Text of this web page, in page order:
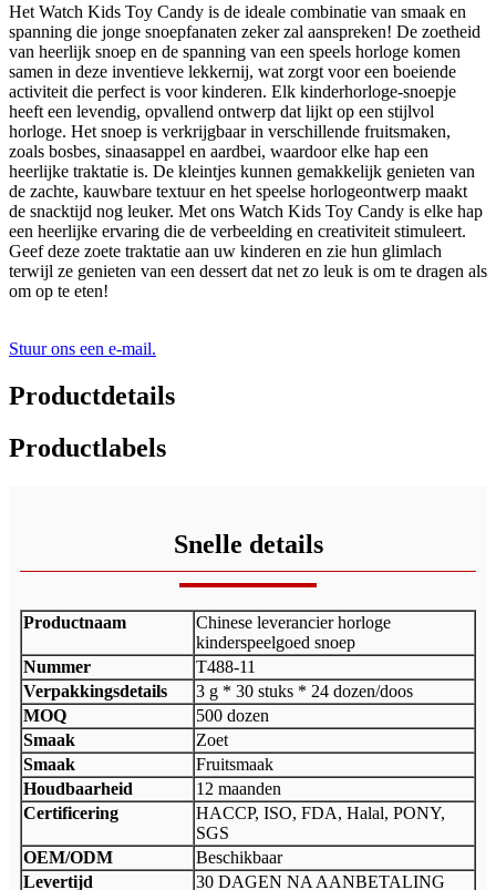
Het Watch Kids Toy Candy is de ideale combinatie van smaak en
spanning die jonge snoepfanaten zeker zal aanspreken! De zoetheid
van heerlijk snoep en de spanning van een speels horloge komen
samen in deze inventieve lekkernij, wat zorgt voor een boeiende
activiteit die perfect is voor kinderen. Elk kinderhorloge-snoepje
heeft een levendig, opvallend ontwerp dat lijkt op een stijlvol
horloge. Het snoep is verkrijgbaar in verschillende fruitsmaken,
zoals bosbes, sinaasappel en aardbei, waardoor elke hap een
heerlijke traktatie is. De kleintjes kunnen gemakkelijk genieten van
de zachte, kauwbare textuur en het speelse horlogeontwerp maakt
de snacktijd nog leuker. Met ons Watch Kids Toy Candy is elke hap
een heerlijke ervaring die de verbeelding en creativiteit stimuleert.
Geef deze zoete traktatie aan uw kinderen en zie hun glimlach
terwijl ze genieten van een dessert dat net zo leuk is om te dragen als
om op te eten!
Stuur ons een e-mail.
Productdetails
Productlabels
Snelle details
Productnaam
Chinese leverancier horloge
kinderspeelgoed snoep
Nummer
T488-11
Verpakkingsdetails
3 g * 30 stuks * 24 dozen/doos
MOQ
500 dozen
Smaak
Zoet
Smaak
Fruitsmaak
Houdbaarheid
12 maanden
Certificering
HACCP, ISO, FDA, Halal, PONY,
SGS
OEM/ODM
Beschikbaar
Levertijd
30 DAGEN NA AANBETALING